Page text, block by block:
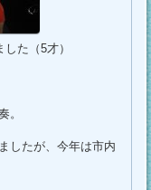
た（5才）
。
したが、今年は市内